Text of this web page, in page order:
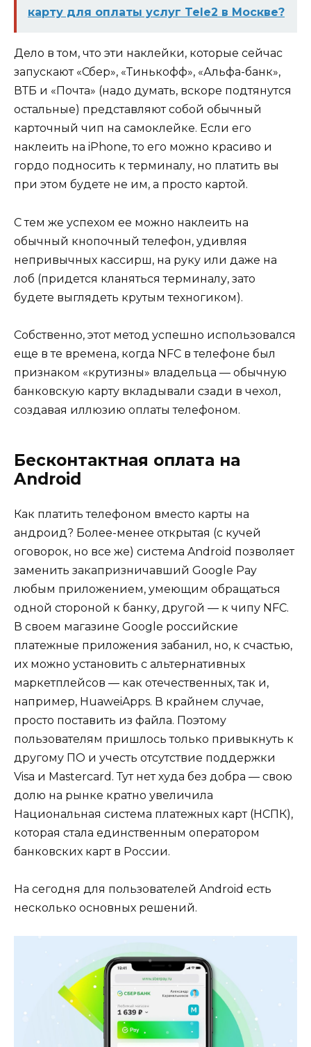
карту для оплаты услуг Tele2 в Москве?
Дело в том, что эти наклейки, которые сейчас
запускают «Сбер», «Тинькофф», «Альфа-банк»,
ВТБ и «Почта» (надо думать, вскоре подтянутся
остальные) представляют собой обычный
карточный чип на самоклейке. Если его
наклеить на iPhone, то его можно красиво и
гордо подносить к терминалу, но платить вы
при этом будете не им, а просто картой.
С тем же успехом ее можно наклеить на
обычный кнопочный телефон, удивляя
непривычных кассирш, на руку или даже на
лоб (придется кланяться терминалу, зато
будете выглядеть крутым техногиком).
Собственно, этот метод успешно использовался
еще в те времена, когда NFC в телефоне был
признаком «крутизны» владельца — обычную
банковскую карту вкладывали сзади в чехол,
создавая иллюзию оплаты телефоном.
Бесконтактная оплата на
Android
Как платить телефоном вместо карты на
андроид? Более-менее открытая (с кучей
оговорок, но все же) система Android позволяет
заменить закапризничавший Google Pay
любым приложением, умеющим обращаться
одной стороной к банку, другой — к чипу NFC.
В своем магазине Google российские
платежные приложения забанил, но, к счастью,
их можно установить с альтернативных
маркетплейсов — как отечественных, так и,
например, HuaweiApps. В крайнем случае,
просто поставить из файла. Поэтому
пользователям пришлось только привыкнуть к
другому ПО и учесть отсутствие поддержки
Visa и Mastercard. Тут нет худа без добра — свою
долю на рынке кратно увеличила
Национальная система платежных карт (НСПК),
которая стала единственным оператором
банковских карт в России.
На сегодня для пользователей Android есть
несколько основных решений.